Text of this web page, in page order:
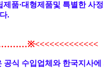
·대형제품및 특별한 사정
.
식 수입업체와 한국지사에